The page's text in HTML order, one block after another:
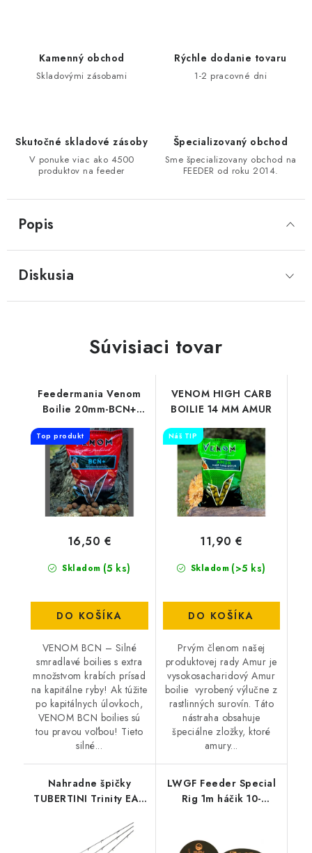
VŠEOBECNÉ NARIADENIE O BEZPEČNOSTI
PRODUKTOV (GPSR)
Doprava Navštívte našu predajňu v MARCELOVEJ »
Kamenný obchod
Skladovými zásobami
Rýchle dodanie tovaru
1-2 pracovné dni
Skutočné skladové zásoby
V ponuke viac ako 4500
produktov na feeder
Špecializovaný obchod
Sme špecializovany obchod na
FEEDER od roku 2014.
Popis
Diskusia
Súvisiaci tovar
Feedermania Venom
Boilie 20mm-BCN+
900G
Top produkt
Skladom (5 ks)
16,50 €
DO KOŠÍKA
VENOM BCN – Silné
smradlavé boilies s extra
množstvom krabích prísad
na kapitálne ryby! Ak túžite
po kapitálnych úlovkoch,
VENOM BCN boilies sú
tou pravou voľbou! Tieto
silné...
VENOM HIGH CARB
BOILIE 14 MM AMUR
Náš TIP
Skladom (>5 ks)
11,90 €
DO KOŠÍKA
Prvým členom našej
produktovej rady Amur je
vysokosacharidový Amur
boilie vyrobený výlučne z
rastlinných surovín. Táto
nástraha obsahuje
špeciálne zložky, ktoré
amury...
Nahradne špičky
TUBERTINI Trinity EA -
LWGF Feeder Special
Rig 1m háčik 10-